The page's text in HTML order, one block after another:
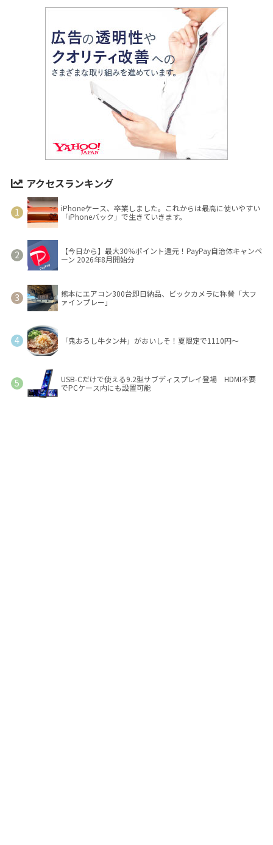
アクセスランキング
iPhoneケース、卒業しました。これからは最高に使いやすい
「iPhoneバック」で生きていきます。
【今日から】最大30％ポイント還元！PayPay自治体キャンペ
ーン 2026年8月開始分
熊本にエアコン300台即日納品、ビックカメラに称賛「大フ
ァインプレー」
「鬼おろし牛タン丼」がおいしそ！夏限定で1110円～
USB-Cだけで使える9.2型サブディスプレイ登場 HDMI不要
でPCケース内にも設置可能